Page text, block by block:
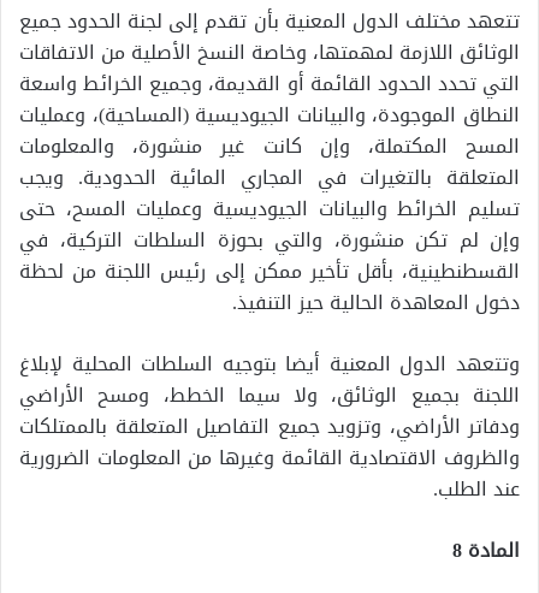
تتعهد مختلف الدول المعنية بأن تقدم إلى لجنة الحدود جميع
الوثائق اللازمة لمهمتها، وخاصة النسخ الأصلية من الاتفاقات
التي تحدد الحدود القائمة أو القديمة، وجميع الخرائط واسعة
النطاق الموجودة، والبيانات الجيوديسية (المساحية)، وعمليات
المسح المكتملة، وإن كانت غير منشورة، والمعلومات
المتعلقة بالتغيرات في المجاري المائية الحدودية. ويجب
تسليم الخرائط والبيانات الجيوديسية وعمليات المسح، حتى
وإن لم تكن منشورة، والتي بحوزة السلطات التركية، في
القسطنطينية، بأقل تأخير ممكن إلى رئيس اللجنة من لحظة
دخول المعاهدة الحالية حيز التنفيذ.
وتتعهد الدول المعنية أيضا بتوجيه السلطات المحلية لإبلاغ
اللجنة بجميع الوثائق، ولا سيما الخطط، ومسح الأراضي
ودفاتر الأراضي، وتزويد جميع التفاصيل المتعلقة بالممتلكات
والظروف الاقتصادية القائمة وغيرها من المعلومات الضرورية
عند الطلب.
المادة 8